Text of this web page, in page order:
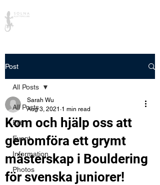
Post
All Posts
Elit
Event
Information
Photos
All Posts
Kom och hjälp oss att
genomföra ett grymt
mästerskap i Bouldering
för svenska juniorer!
Sarah Wu
Aug 3, 2021 1 min read